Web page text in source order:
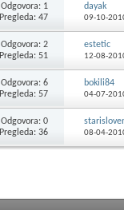
Odgovora: 1
Pregleda: 47
dayak
09-10-
Odgovora: 2
Pregleda: 51
estetic
12-08-
Odgovora: 6
Pregleda: 57
bokili84
04-07-
Odgovora: 0
Pregleda: 36
08-04-